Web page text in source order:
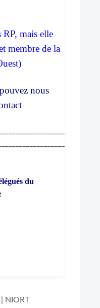
mais elle
membre de la
nous
du
NIORT